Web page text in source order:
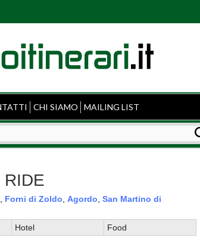
CHI SIAMO MAILING LIST
RIDE
Forni di Zoldo Agordo San Martino di
Hotel Food